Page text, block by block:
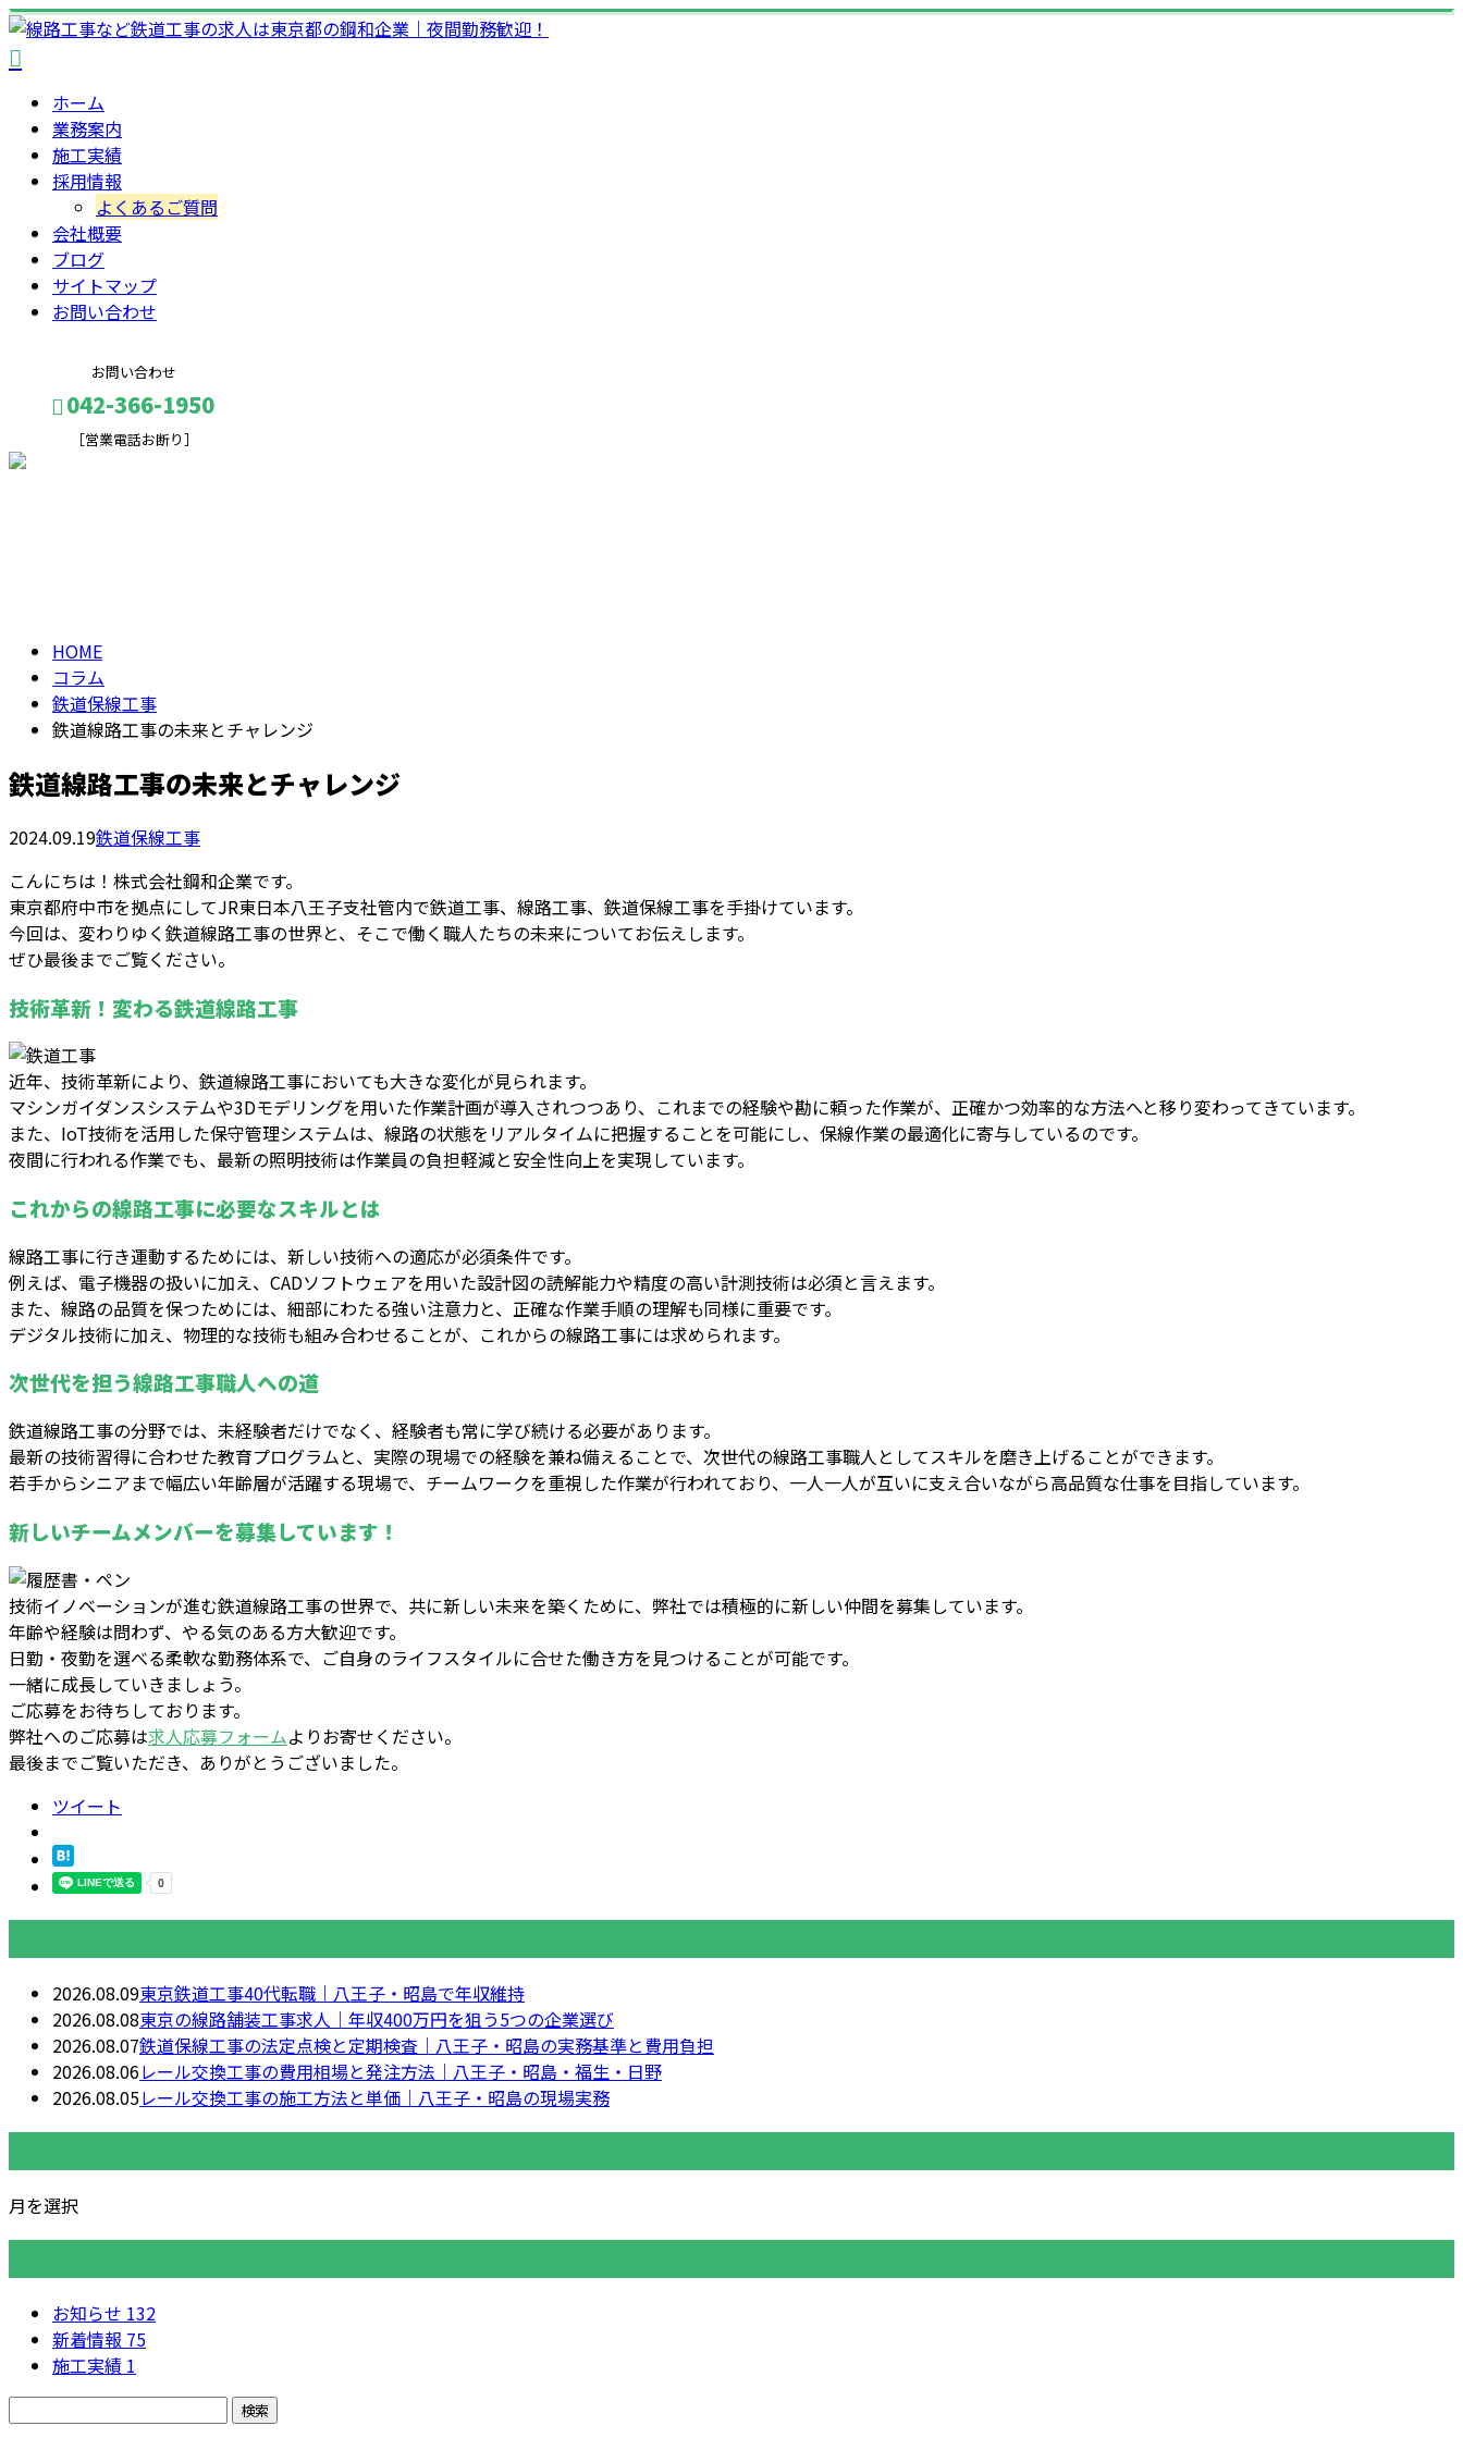
ホーム
業務案内
施工実績
採用情報
よくあるご質問
会社概要
ブログ
サイトマップ
お問い合わせ
お問い合わせ
042-366-1950
［営業電話お断り］
HOME
コラム
鉄道保線工事
鉄道線路工事の未来とチャレンジ
鉄道線路工事の未来とチャレンジ
2024.09.19鉄道保線工事
こんにちは！株式会社鋼和企業です。
東京都府中市を拠点にしてJR東日本八王子支社管内で鉄道工事、線路工事、鉄道保線工事を手掛けています。
今回は、変わりゆく鉄道線路工事の世界と、そこで働く職人たちの未来についてお伝えします。
ぜひ最後までご覧ください。
技術革新！変わる鉄道線路工事
近年、技術革新により、鉄道線路工事においても大きな変化が見られます。
マシンガイダンスシステムや3Dモデリングを用いた作業計画が導入されつつあり、これまでの経験や勘に頼った作業が、正確かつ効率的な方法へと移り変わってきています。
また、IoT技術を活用した保守管理システムは、線路の状態をリアルタイムに把握することを可能にし、保線作業の最適化に寄与しているのです。
夜間に行われる作業でも、最新の照明技術は作業員の負担軽減と安全性向上を実現しています。
これからの線路工事に必要なスキルとは
線路工事に行き運動するためには、新しい技術への適応が必須条件です。
例えば、電子機器の扱いに加え、CADソフトウェアを用いた設計図の読解能力や精度の高い計測技術は必須と言えます。
また、線路の品質を保つためには、細部にわたる強い注意力と、正確な作業手順の理解も同様に重要です。
デジタル技術に加え、物理的な技術も組み合わせることが、これからの線路工事には求められます。
次世代を担う線路工事職人への道
鉄道線路工事の分野では、未経験者だけでなく、経験者も常に学び続ける必要があります。
最新の技術習得に合わせた教育プログラムと、実際の現場での経験を兼ね備えることで、次世代の線路工事職人としてスキルを磨き上げることができます。
若手からシニアまで幅広い年齢層が活躍する現場で、チームワークを重視した作業が行われており、一人一人が互いに支え合いながら高品質な仕事を目指しています。
新しいチームメンバーを募集しています！
技術イノベーションが進む鉄道線路工事の世界で、共に新しい未来を築くために、弊社では積極的に新しい仲間を募集しています。
年齢や経験は問わず、やる気のある方大歓迎です。
日勤・夜勤を選べる柔軟な勤務体系で、ご自身のライフスタイルに合せた働き方を見つけることが可能です。
一緒に成長していきましょう。
ご応募をお待ちしております。
弊社へのご応募は求人応募フォームよりお寄せください。
最後までご覧いただき、ありがとうございました。
ツイート
2026.08.09東京鉄道工事40代転職｜八王子・昭島で年収維持
2026.08.08東京の線路舗装工事求人｜年収400万円を狙う5つの企業選び
2026.08.07鉄道保線工事の法定点検と定期検査｜八王子・昭島の実務基準と費用負担
2026.08.06レール交換工事の費用相場と発注方法｜八王子・昭島・福生・日野
2026.08.05レール交換工事の施工方法と単価｜八王子・昭島の現場実務
月を選択
お知らせ 132
新着情報 75
施工実績 1